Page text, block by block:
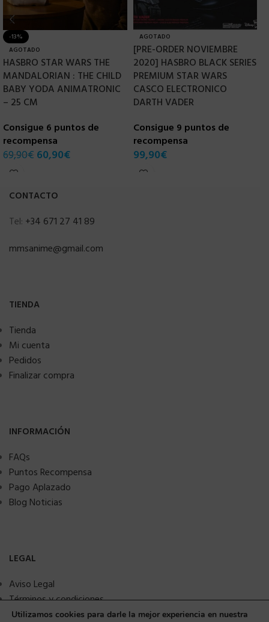
-13%
AGOTADO
HASBRO STAR WARS THE
MANDALORIAN : THE CHILD
BABY YODA ANIMATRONIC
– 25 CM
Consigue 6 puntos de
recompensa
69,90€ 60,90€
AGOTADO
[PRE-ORDER NOVIEMBRE
2020] HASBRO BLACK SERIES
PREMIUM STAR WARS
CASCO ELECTRONICO
DARTH VADER
Consigue 9 puntos de
recompensa
99,90€
CONTACTO
Tel: +34 671 27 41 89
mmsanime@gmail.com
TIENDA
Tienda
Mi cuenta
Pedidos
Finalizar compra
INFORMACIÓN
FAQs
Puntos Recompensa
Pago Aplazado
Blog Noticias
LEGAL
Aviso Legal
Términos y condiciones
Política de privacidad
Utilizamos cookies para darle la mejor experiencia en nuestra